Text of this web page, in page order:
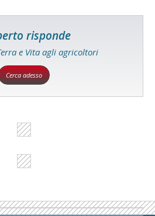
risponde
e Vita agli agricoltori
Cerca adesso